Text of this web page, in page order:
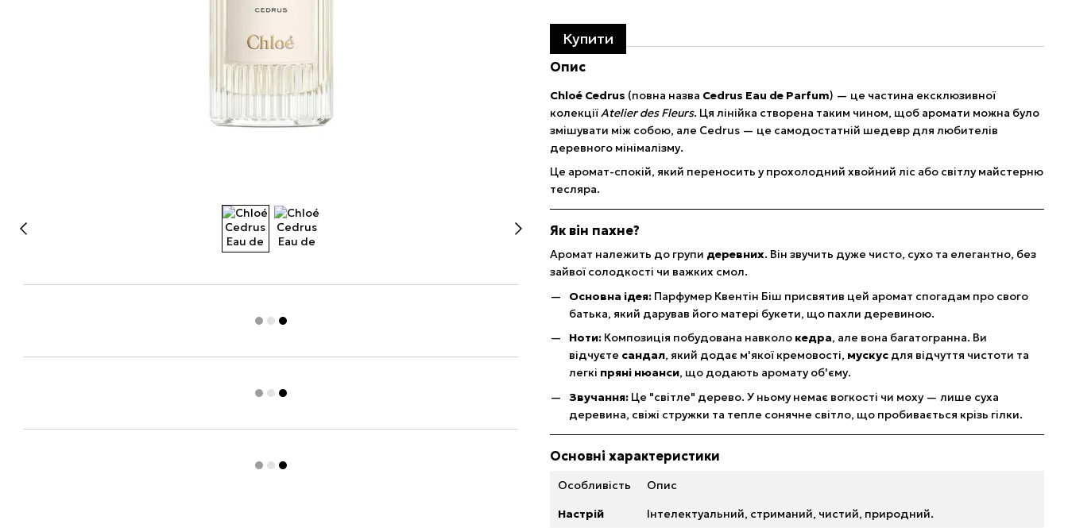
Купити
Опис
Chloé Cedrus (повна назва Cedrus Eau de Parfum) — це частина ексклюзивної
колекціїAtelier des Fleurs. Ця лінійка створена таким чином, щоб аромати можна було
змішувати між собою, але Cedrus — це самодостатній шедевр для любителів
деревного мінімалізму.
Це аромат-спокій, який переносить у прохолодний хвойний ліс або світлу майстерню
тесляра.
Як він пахне?
Аромат належить до групи деревних. Він звучить дуже чисто, сухо та елегантно, без
зайвої солодкості чи важких смол.
Основна ідея: Парфумер Квентін Біш присвятив цей аромат спогадам про свого
батька, який дарував його матері букети, що пахли деревиною.
Ноти: Композиція побудована навколо кедра, але вона багатогранна. Ви
відчуєте сандал, який додає м'якої кремовості, мускус для відчуття чистоти та
легкі пряні нюанси, що додають аромату об'єму.
Звучання: Це "світле" дерево. У ньому немає вогкості чи моху — лише суха
деревина, свіжі стружки та тепле сонячне світло, що пробивається крізь гілки.
Основні характеристики
Особливість
Опис
Настрій
Інтелектуальний, стриманий, чистий, природний.